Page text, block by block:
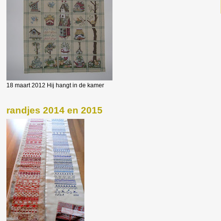
18 maart 2012 Hij hangt in de kamer
randjes 2014 en 2015